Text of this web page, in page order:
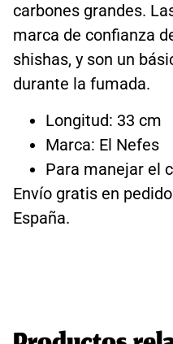
carbones grandes.
marca de confianza
shishas, y son un
durante la fumada.
Longitud: 33 cm
Marca: El Nefes
Para manejar el
Envío gratis en
España.